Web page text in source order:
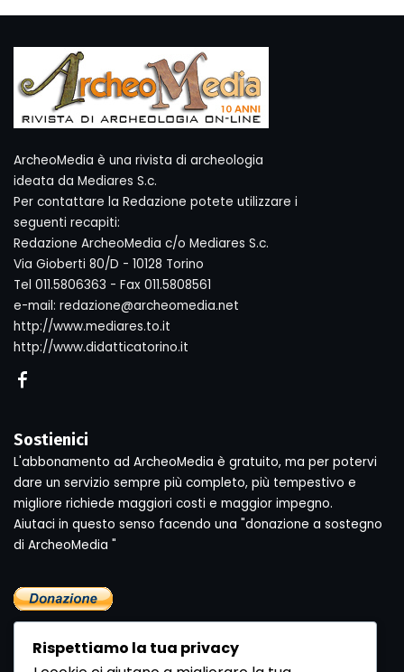
ArcheoMedia è una rivista di archeologia
ideata da Mediares S.c.
Per contattare la Redazione potete utilizzare i
seguenti recapiti:
Redazione ArcheoMedia c/o Mediares S.c.
Via Gioberti 80/D - 10128 Torino
Tel 011.5806363 - Fax 011.5808561
e-mail: redazione@archeomedia.net
http://www.mediares.to.it
http://www.didatticatorino.it
Sostienici
L'abbonamento ad ArcheoMedia è gratuito, ma per potervi
dare un servizio sempre più completo, più tempestivo e
migliore richiede maggiori costi e maggior impegno.
Aiutaci in questo senso facendo una "donazione a sostegno
di ArcheoMedia "
Rispettiamo la tua privacy